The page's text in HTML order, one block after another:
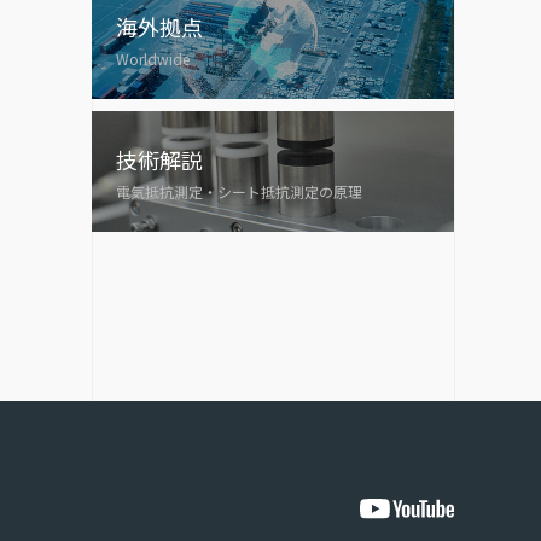
海外拠点
Worldwide
技術解説
電気抵抗測定・シート抵抗測定の原理